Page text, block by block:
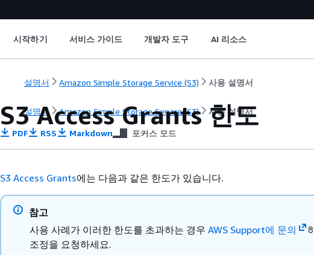
시작하기 서비스 가이드 개발자 도구 AI 리소스
설명서 Amazon Simple Storage Service (S3) 사용 설명서
설명서 Amazon Simple Storage Service (S3) 사용 설명서
S3 Access Grants 한도
PDF RSS Markdown 포커스 모드
S3 Access Grants에는 다음과 같은 한도가 있습니다.
참고
사용 사례가 이러한 한도를 초과하는 경우 AWS Support에 문의
조정을 요청하세요.